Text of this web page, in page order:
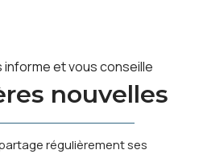
informe et vous conseille
nouvelles
régulièrement ses